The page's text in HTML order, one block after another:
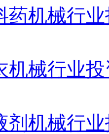
药机械行
机械行业
剂机械行